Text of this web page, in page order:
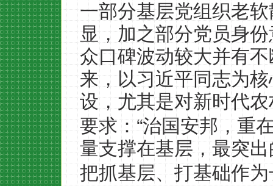
一部分基层党组织老
显，加之部分党员身
众口碑波动较大并有
来，以习近平同志为
设，尤其是对新时代
要求：“治国安邦，重
量支撑在基层，最突
把抓基层、打基础作